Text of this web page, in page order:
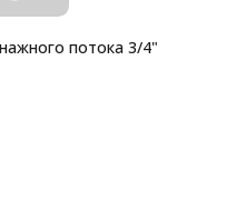
потока 3/4"